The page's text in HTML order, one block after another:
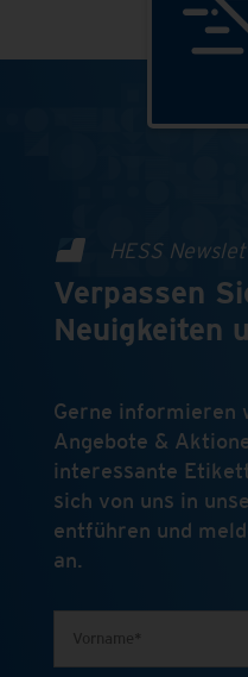
HESS
Verpassen
Neuigkeiten
Gerne informieren
Angebote &
interessante
sich von uns in
entführen und
an.